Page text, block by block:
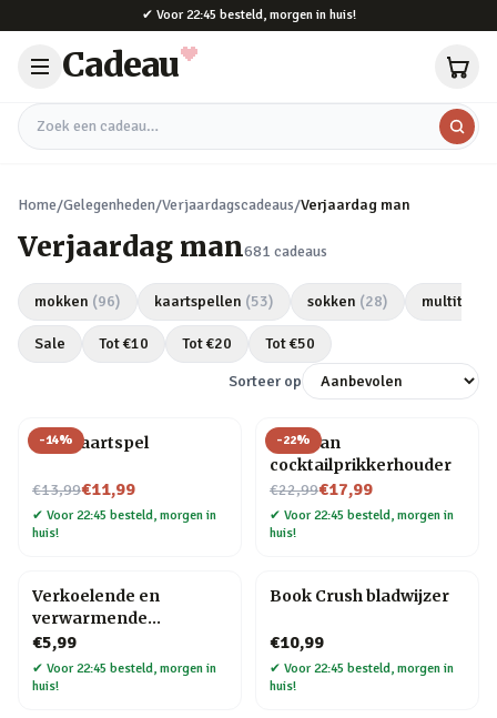
✔ Voor 22:45 besteld, morgen in huis!
Cadeau
Zoek een cadeau
Home/Gelegenheden/Verjaardagscadeaus/Verjaardag man
Verjaardag man681 cadeaus
mokken (96) kaartspellen (53) sokken (28) multitools
Sale Tot €10 Tot €20 Tot €50
Sorteer op
-14%
Bier kaartspel
€13,99
Nu voor€11,99
✔ Voor 22:45 besteld, morgen in
huis!
-22%
Pelikaan
cocktailprikkerhouder
€22,99
Nu voor€17,99
✔ Voor 22:45 besteld, morgen in
huis!
Verkoelende en
verwarmende
hoofdband
€5,99
✔ Voor 22:45 besteld, morgen in
huis!
Book Crush bladwijzer
€10,99
✔ Voor 22:45 besteld, morgen in
huis!